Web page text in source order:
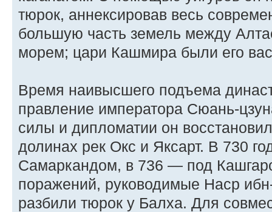
тюрок, аннексировав весь
большую часть земель между
морем; цари Кашмира были его
Время наивысшего подъема
правление императора Сюань-
силы и дипломатии он
долинах рек Окс и Яксарт. В 730
Самаркандом, в 736 — под
поражений, руководимые Наср
разбили тюрок у Балха. Для